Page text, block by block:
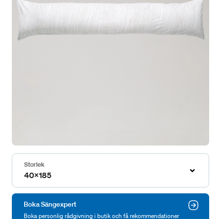
Storlek
40x185
Boka Sängexpert
Boka personlig rådgivning i butik och få rekommendationer